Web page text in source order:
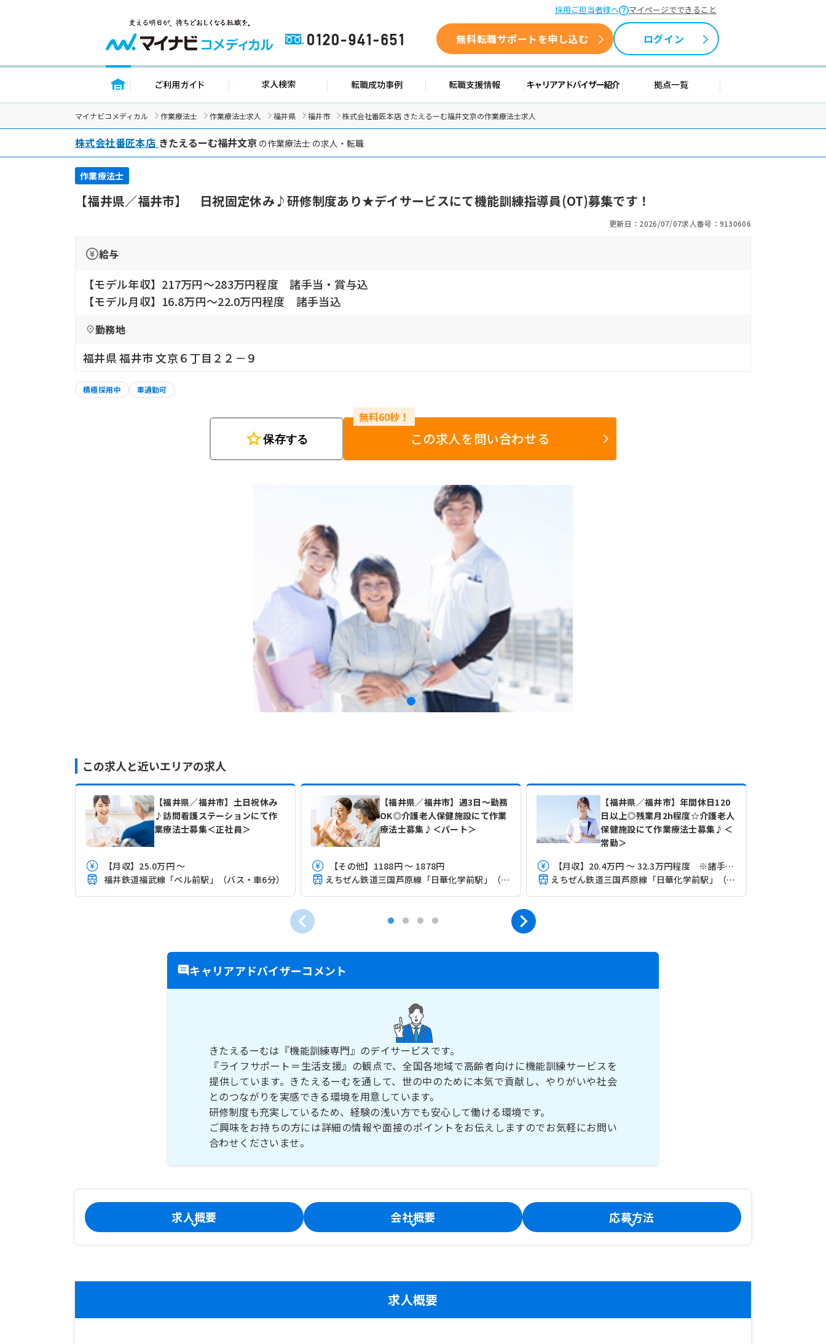
採用ご担当者様へ マイページでできること
0120-941-651 無料転職サポートを申し込む ログイン
トップページ ご利用ガイド 求人検索 転職成功事例 転職支援情報 キャリアアドバイザー紹介 拠点一覧
マイナビコメディカル 作業療法士 作業療法士求人 福井県 福井市 株式会社番匠本店 きたえるーむ福井文京の作業療法士求人
株式会社番匠本店 きたえるーむ福井文京の作業療法士 の求人・転職
作業療法士
【福井県／福井市】 日祝固定休み♪研修制度あり★デイサービスにて機能訓練指導員(OT)募集です！
更新日：2026/07/07求人番号：9130606
給与
【モデル年収】217万円〜283万円程度 諸手当・賞与込
【モデル月収】16.8万円〜22.0万円程度 諸手当込
勤務地
福井県 福井市 文京６丁目２２－９
積極採用中 車通勤可
star保存する この求人を問い合わせる
この求人と近いエリアの求人
【福井県／福井市】土日祝休み
♪訪問看護ステーションにて作
業療法士募集＜正社員＞
【月収】25.0万円 ～
福井鉄道福武線「ベル前駅」（バス・車6分）
【福井県／福井市】週3日～勤務
OK◎介護老人保健施設にて作業
療法士募集♪＜パート＞
【その他】1188円 ～ 1878円
えちぜん鉄道三国芦原線「日華化学前駅」（バス・車19分）
【福井県／福井市】年間休日120
日以上◎残業月2h程度☆介護老人
保健施設にて作業療法士募集♪＜
常勤＞
【月収】20.4万円 ～ 32.3万円程度 ※諸手当込み
えちぜん鉄道三国芦原線「日華化学前駅」（バス・車19分）
キャリアアドバイザーコメント
きたえるーむは『機能訓練専門』のデイサービスです。
『ライフサポート＝生活支援』の観点で、全国各地域で高齢者向けに機能訓練サービスを
提供しています。きたえるーむを通して、世の中のために本気で貢献し、やりがいや社会
とのつながりを実感できる環境を用意しています。
研修制度も充実しているため、経験の浅い方でも安心して働ける環境です。
ご興味をお持ちの方には詳細の情報や面接のポイントをお伝えしますのでお気軽にお問い
求人概要 会社概要 応募方法
求人概要